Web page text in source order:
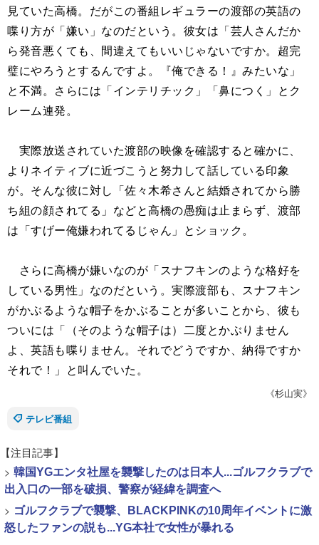
見ていた高橋。だがこの番組レギュラーの渡部の英語の
喋り方が「嫌い」なのだという。彼女は「芸人さんだか
ら発音悪くても、間違えてもいいじゃないですか。超完
璧にやろうとするんですよ。『俺できる！』みたいな」
と不満。さらには「インテリチック」「鼻につく」とク
レーム連発。
実際放送されていた渡部の映像を確認すると確かに、
よりネイティブに近づこうと努力して話している印象
が。そんな彼に対し「佐々木希さんと結婚されてから勝
ち組の顔されてる」などと高橋の愚痴は止まらず、渡部
は「すげー俺嫌われてるじゃん」とショック。
さらに高橋が嫌いなのが「スナフキンのような格好を
している男性」なのだという。実際渡部も、スナフキン
がかぶるような帽子をかぶることが多いことから、彼も
ついには「（そのような帽子は）二度とかぶりません
よ、英語も喋りません。それでどうですか、納得ですか
それで！」と叫んでいた。
《杉山実》
テレビ番組
【注目記事】
> 韓国YGエンタ社屋を襲撃したのは日本人...ゴルフクラブで
出入口の一部を破損、警察が経緯を調査へ
> ゴルフクラブで襲撃、BLACKPINKの10周年イベントに激
怒したファンの説も...YG本社で女性が暴れる